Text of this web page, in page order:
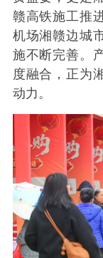
赣高铁施工推
机场湘赣边城
施不断完善。
度融合，正为
动力。